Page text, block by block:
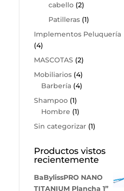
cabello (2)
Patilleras (1)
Implementos Peluquería
(4)
MASCOTAS (2)
Mobiliarios (4)
Barbería (4)
Shampoo (1)
Hombre (1)
Sin categorizar (1)
Productos vistos
recientemente
BaBylissPRO NANO
TITANIUM Plancha 1”